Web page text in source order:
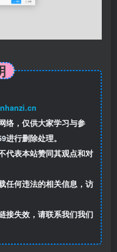
络，仅供大家学习与参
进行删除处理。
代表本站赞同其观点和对
任何违法的相关信息，访
接失效，请联系我们我们